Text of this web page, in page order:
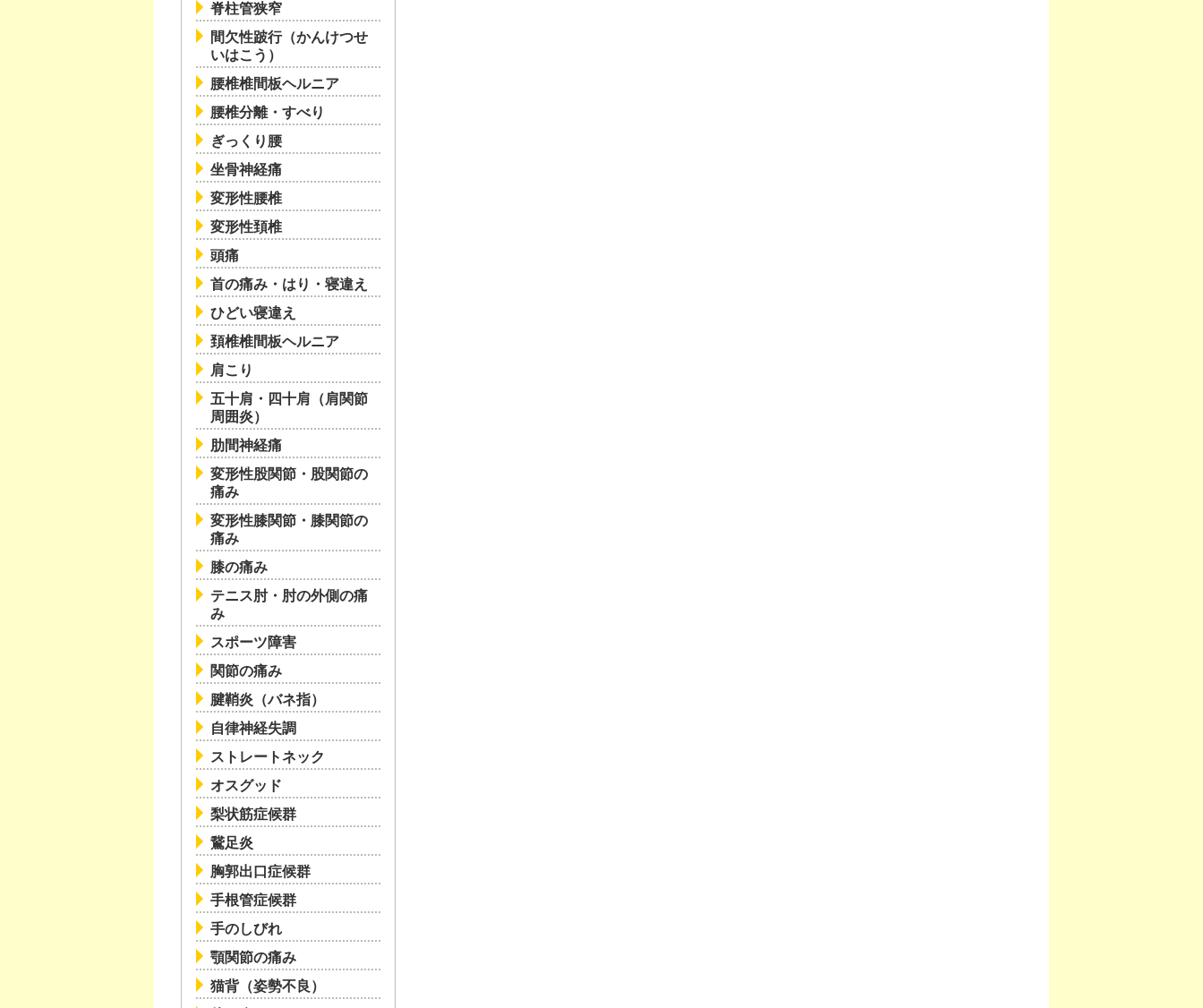
脊柱管狭窄
間欠性跛行（かんけつせ
いはこう）
腰椎椎間板ヘルニア
腰椎分離・すべり
ぎっくり腰
坐骨神経痛
変形性腰椎
変形性頚椎
頭痛
首の痛み・はり・寝違え
ひどい寝違え
頚椎椎間板ヘルニア
肩こり
五十肩・四十肩（肩関節
周囲炎）
肋間神経痛
変形性股関節・股関節の
痛み
変形性膝関節・膝関節の
痛み
膝の痛み
テニス肘・肘の外側の痛
み
スポーツ障害
関節の痛み
腱鞘炎（バネ指）
自律神経失調
ストレートネック
オスグッド
梨状筋症候群
鵞足炎
胸郭出口症候群
手根管症候群
手のしびれ
顎関節の痛み
猫背（姿勢不良）